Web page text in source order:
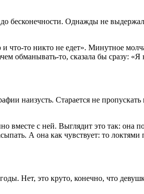
бесконечности. Однажды не
что-то никто не едет». Минутное
обманывать-то, сказала бы сразу: «Я
наизусть. Старается не
вместе с ней. Выглядит это так: она
А она как чувствует: то
Нет, это круто, конечно, что